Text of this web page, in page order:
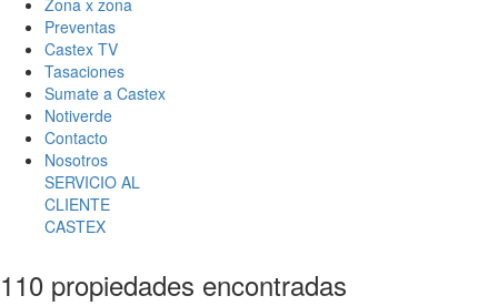
Preventas
Castex TV
Tasaciones
Sumate a Castex
Notiverde
Contacto
Nosotros
SERVICIO AL
CLIENTE
CASTEX
110 propiedades encontradas